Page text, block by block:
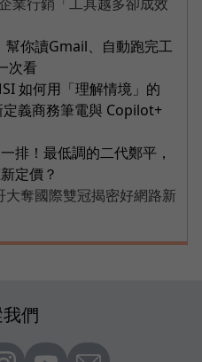
你讀Gmail、自動跑完工
次看
如何用「理解情境」的
義商務筆電與 Copilot+
排！最低調的二代鄭平，
定價？
奪國際雙冠揭密好網路新
們